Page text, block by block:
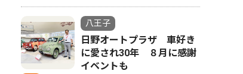
八王子
日野オートプラザ 車好き
に愛され30年 ８月に感謝
イベントも